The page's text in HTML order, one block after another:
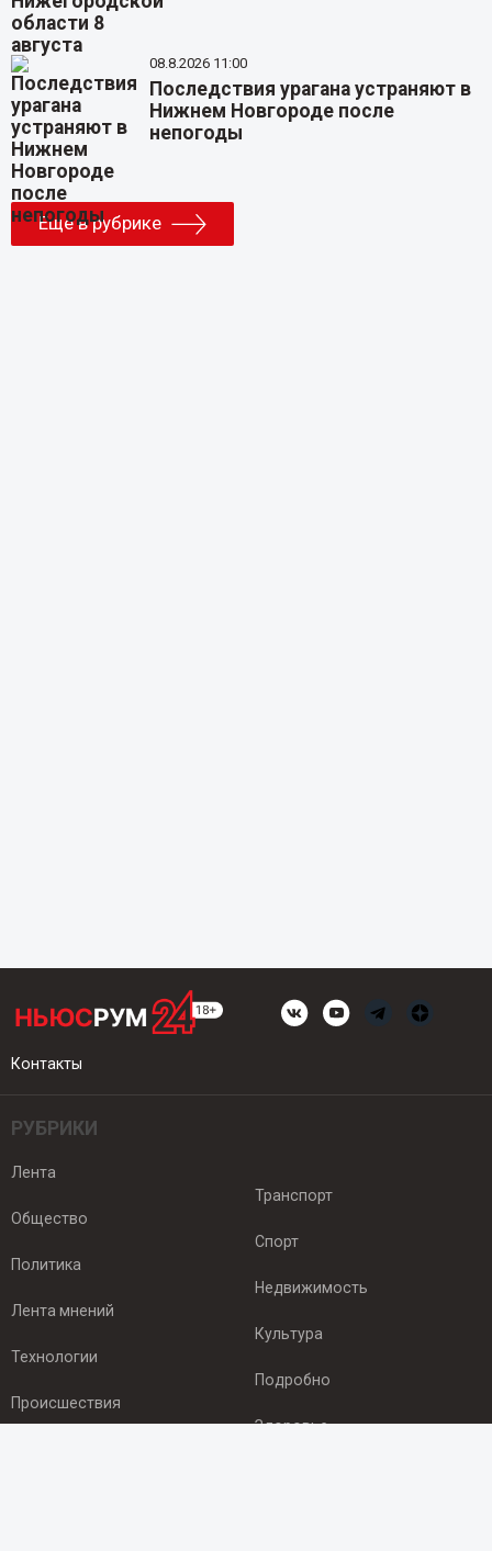
08.8.2026 11:00
Последствия урагана устраняют в
Нижнем Новгороде после
непогоды
Еще в рубрике
Контакты
РУБРИКИ
Лента
Общество
Политика
Лента мнений
Технологии
Происшествия
Транспорт
Спорт
Недвижимость
Культура
Подробно
Здоровье